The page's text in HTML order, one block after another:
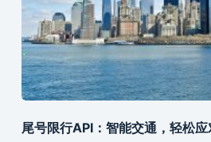
尾号限行API：智能交通，轻松